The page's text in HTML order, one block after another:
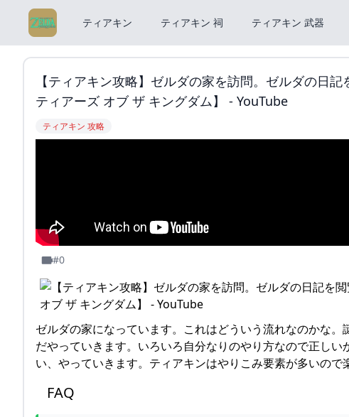
ティアキン ティアキン 祠 ティアキン 武器
【ティアキン攻略】ゼルダの家を訪問。ゼルダの日
ティアーズ オブ ザ キングダム】 - YouTube
ティアキン 攻略
#0
ゼルダの家になっています。これはどういう流れなのかな
だやっていきます。いろいろ自分なりのやり方なので正し
い、やっていきます。ティアキンはやりこみ要素が多いの
FAQ